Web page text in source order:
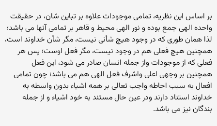
بر اساس این نظریه، تمامی موجودات علاوه بر تباین شان، در حقیقت
واحده الهی جمع بوده و نور الهی محیط و قاهر بر تمامی آنها می باشد؛
لذا همان طوری که در وجود هیچ شأنی نیست، مگر شأن خداوند است،
همچنین هیچ فعلی هم در وجود نیست، مگر فعل اوست؛ پس هر
فعلی که از موجودات واز جمله انسان صادر می شود، این فعل
همچنین بر وجهی اعلی واشرف فعل الهی هم می باشد؛ چون تمامی
افعال به سبب احاطه واجب تعالی بر همه اشیاء بدون واسطه به
خداوند استناد دارند ودر عین حال مستند به خود اشیاء و از جمله
بندگان نیز می باشد.